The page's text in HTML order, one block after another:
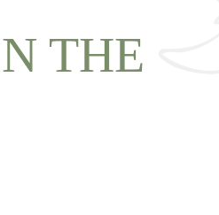
THE